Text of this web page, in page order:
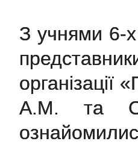
З учнями 6-х
організації
А.М. та